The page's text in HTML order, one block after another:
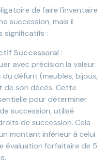
de faire l’inventaire
succession, mais il
significatifs :
Successoral :
avec précision la valeur
défunt (meubles, bijoux,
de son décès. Cette
pour déterminer
succession, utilisé
de succession. Cela
montant inférieur à celui
évaluation forfaitaire de 5